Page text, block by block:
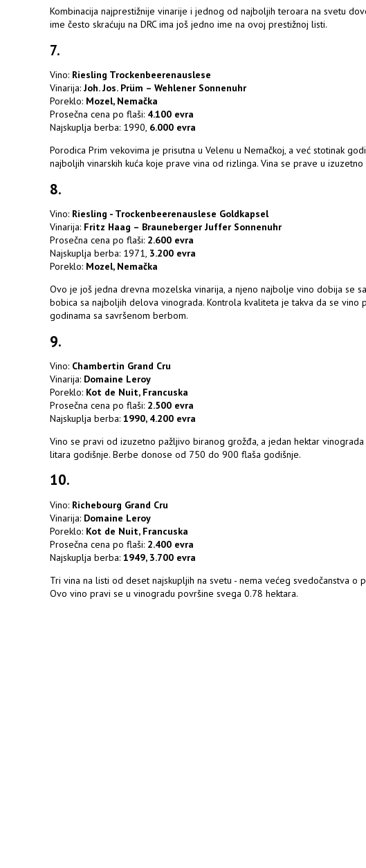
Kombinacija najprestižnije vinarije i jednog od najboljih teroara na svetu
ime često skraćuju na DRC ima još jedno ime na ovoj prestižnoj listi.
7.
Vino: Riesling Trockenbeerenauslese
Vinarija: Joh. Jos. Prüm – Wehlener Sonnenuhr
Poreklo: Mozel, Nemačka
Prosečna cena po flaši: 4.100 evra
Najskuplja berba: 1990, 6.000 evra
Porodica Prim vekovima je prisutna u Velenu u Nemačkoj, a već stotinak
najboljih vinarskih kuća koje prave vina od rizlinga. Vina se prave u izuzetno
8.
Vino: Riesling - Trockenbeerenauslese Goldkapsel
Vinarija: Fritz Haag – Brauneberger Juffer Sonnenuhr
Prosečna cena po flaši: 2.600 evra
Najskuplja berba: 1971, 3.200 evra
Poreklo: Mozel, Nemačka
Ovo je još jedna drevna mozelska vinarija, a njeno najbolje vino dobija se
bobica sa najboljih delova vinograda. Kontrola kvaliteta je takva da se vino
godinama sa savršenom berbom.
9.
Vino: Chambertin Grand Cru
Vinarija: Domaine Leroy
Poreklo: Kot de Nuit, Francuska
Prosečna cena po flaši: 2.500 evra
Najskuplja berba: 1990, 4.200 evra
Vino se pravi od izuzetno pažljivo biranog grožđa, a jedan hektar
litara godišnje. Berbe donose od 750 do 900 flaša godišnje.
10.
Vino: Richebourg Grand Cru
Vinarija: Domaine Leroy
Poreklo: Kot de Nuit, Francuska
Prosečna cena po flaši: 2.400 evra
Najskuplja berba: 1949, 3.700 evra
Tri vina na listi od deset najskupljih na svetu - nema većeg svedočanstva o
Ovo vino pravi se u vinogradu površine svega 0.78 hektara.